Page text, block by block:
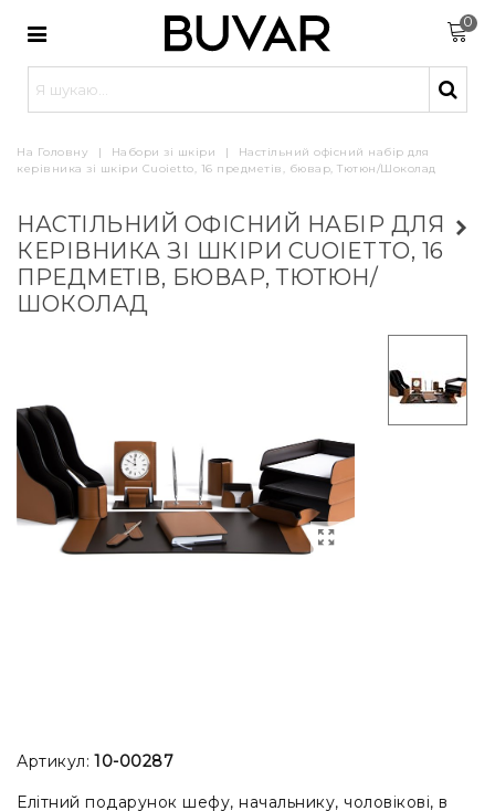
0
На Головну | Набори зі шкіри |
Настільний офісний набір для
керівника зі шкіри Cuoietto, 16 предметів, бювар, Тютюн/Шоколад
НАСТІЛЬНИЙ ОФІСНИЙ НАБІР ДЛЯ
КЕРІВНИКА ЗІ ШКІРИ CUOIETTO, 16
ПРЕДМЕТІВ, БЮВАР, ТЮТЮН/
ШОКОЛАД
Артикул: 10-00287
Елітний подарунок шефу, начальнику, чоловікові, в